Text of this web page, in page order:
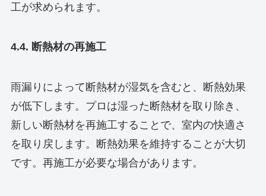
工が求められます。
4.4. 断熱材の再施工
雨漏りによって断熱材が湿気を含むと、断熱効果
が低下します。プロは湿った断熱材を取り除き、
新しい断熱材を再施工することで、室内の快適さ
を取り戻します。断熱効果を維持することが大切
です。再施工が必要な場合があります。